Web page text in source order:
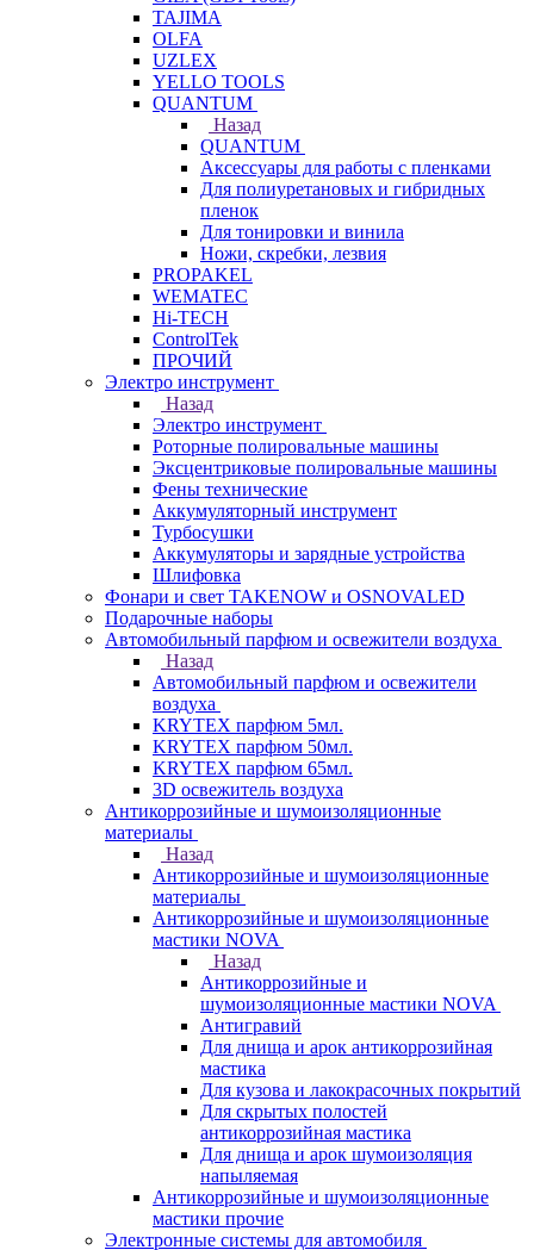
TAJIMA
OLFA
UZLEX
YELLO TOOLS
QUANTUM
Назад
QUANTUM
Аксессуары для работы с пленками
Для полиуретановых и гибридных
пленок
Для тонировки и винила
Ножи, скребки, лезвия
PROPAKEL
WEMATEC
Hi-TECH
ControlTek
ПРОЧИЙ
Электро инструмент
Назад
Электро инструмент
Роторные полировальные машины
Эксцентриковые полировальные машины
Фены технические
Аккумуляторный инструмент
Турбосушки
Аккумуляторы и зарядные устройства
Шлифовка
Фонари и свет TAKENOW и OSNOVALED
Подарочные наборы
Автомобильный парфюм и освежители воздуха
Назад
Автомобильный парфюм и освежители
воздуха
KRYTEX парфюм 5мл.
KRYTEX парфюм 50мл.
KRYTEX парфюм 65мл.
3D освежитель воздуха
Антикоррозийные и шумоизоляционные
материалы
Назад
Антикоррозийные и шумоизоляционные
материалы
Антикоррозийные и шумоизоляционные
мастики NOVA
Назад
Антикоррозийные и
шумоизоляционные мастики NOVA
Антигравий
Для днища и арок антикоррозийная
мастика
Для кузова и лакокрасочных покрытий
Для скрытых полостей
антикоррозийная мастика
Для днища и арок шумоизоляция
напыляемая
Антикоррозийные и шумоизоляционные
мастики прочие
Электронные системы для автомобиля